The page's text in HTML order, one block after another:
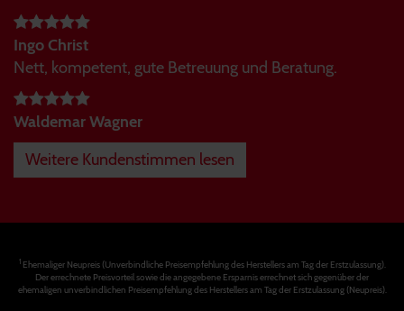
Ingo Christ
Nett, kompetent, gute Betreuung und Beratung.
Waldemar Wagner
Weitere Kundenstimmen lesen
1Ehemaliger Neupreis (Unverbindliche Preisempfehlung des Herstellers am Tag der Erstzulassung).
Der errechnete Preisvorteil sowie die angegebene Ersparnis errechnet sich gegenüber der
ehemaligen unverbindlichen Preisempfehlung des Herstellers am Tag der Erstzulassung (Neupreis).